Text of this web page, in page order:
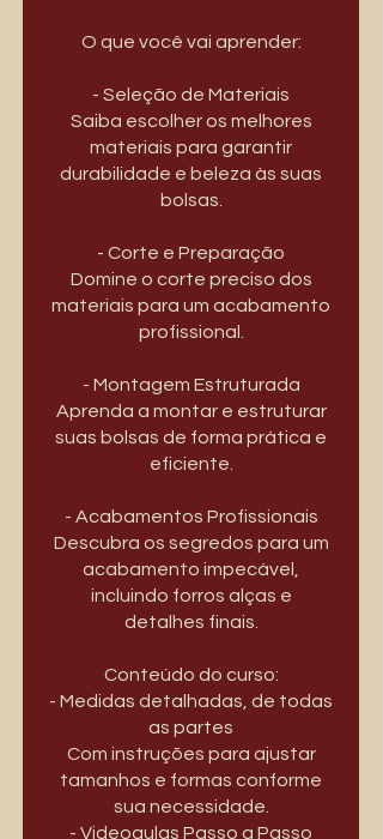
O que você vai aprender:
- Seleção de Materiais
Saiba escolher os melhores
materiais para garantir
durabilidade e beleza às suas
bolsas.
- Corte e Preparação
Domine o corte preciso dos
materiais para um acabamento
profissional.
- Montagem Estruturada
Aprenda a montar e estruturar
suas bolsas de forma prática e
eficiente.
- Acabamentos Profissionais
Descubra os segredos para um
acabamento impecável,
incluindo forros alças e
detalhes finais.
Conteúdo do curso:
- Medidas detalhadas, de todas
as partes
Com instruções para ajustar
tamanhos e formas conforme
sua necessidade.
- Videoaulas Passo a Passo